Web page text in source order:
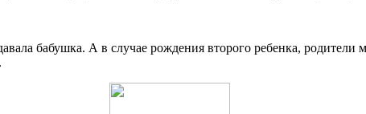
бабушка. А в случае рождения второго ребенка, родители